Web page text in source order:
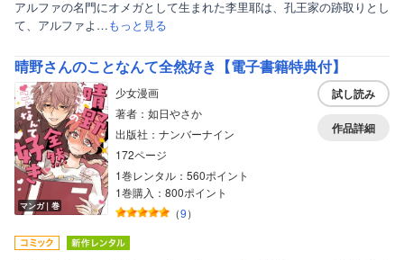
アルファの名門にオメガとして生まれた李里耶は、孔王家の跡取りとし
て、アルファよ…もっと見る
晴野さんのことなんて全然好き【電子書籍特典付】
マンガ｜巻
少女漫画
著者：如日やさか
出版社：ナンバーナイン
172ページ
1巻レンタル：560ポイント
1巻購入：800ポイント
（9）
試し読み
作品詳細